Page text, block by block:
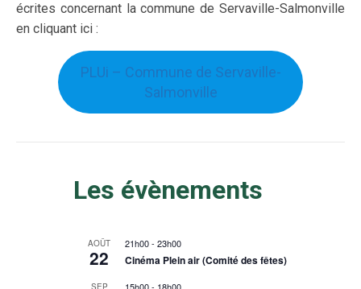
écrites concernant la commune de Servaville-Salmonville
en cliquant ici :
PLUi – Commune de Servaville-
Salmonville
Les évènements
AOÛT
22
21h00-23h00
Cinéma Plein air (Comité des fêtes)
SEP